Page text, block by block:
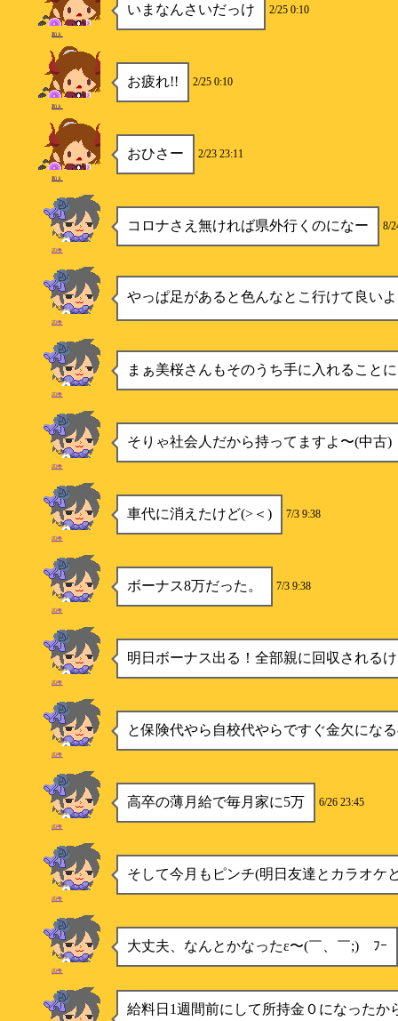
いまなんさいだっけ 2/25 0:10
和人
お疲れ!! 2/25 0:10
和人
おひさー 2/23 23:11
和人
コロナさえ無ければ県外行くのになー 8/
四季
やっぱ足があると色んなとこ行けて良い
四季
まぁ美桜さんもそのうち手に入れること
四季
そりゃ社会人だから持ってますよ〜(中古)
四季
車代に消えたけど(>＜) 7/3 9:38
四季
ボーナス8万だった。 7/3 9:38
四季
明日ボーナス出る！全部親に回収される
四季
と保険代やら自校代やらですぐ金欠にな
四季
高卒の薄月給で毎月家に5万 6/26 23:45
四季
そして今月もピンチ(明日友達とカラオケ
四季
大丈夫、なんとかなったε〜(￣、￣;)ゞﾌｰ
四季
給料日1週間前にして所持金０になったか